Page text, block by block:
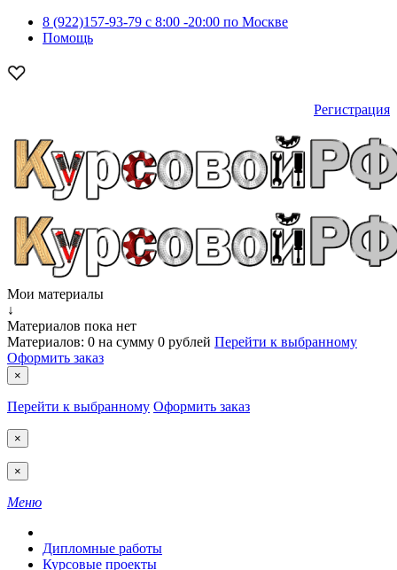
8 (922)157-93-79 c 8:00 -20:00 по Москве
Помощь
Регистрация
Мои материалы
↓
Материалов пока нет
Материалов: 0 на сумму 0 рублей Перейти к выбранному
Оформить заказ
×
Перейти к выбранному Оформить заказ
×
×
Меню
Дипломные работы
Курсовые проекты